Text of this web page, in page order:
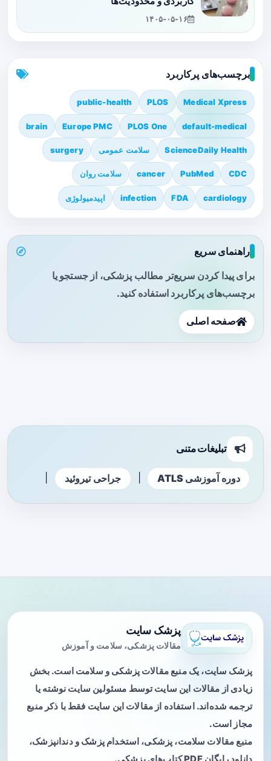
۱۴۰۵-۰۵-۱۶
برچسب‌های پرکاربرد
Medical Xpress
PLOS
public-health
default-medical
PLOS One
Europe PMC
brain
ScienceDaily Health سلامت عمومی surgery
CDC
PubMed
cancer سلامت روان
cardiology
FDA
infection اپیدمیولوژی
راهنمای سریع
برای پیدا کردن سریع‌تر مطالب پزشکی، از جستجو یا
برچسب‌های پرکاربرد استفاده کنید.
صفحه اصلی
تبلیغات متنی
دوره آموزشی ATLS جراحی تیروئید
پزشک سایت
مقالات پزشکی، سلامت و آموزش
پزشک سایت، یک منبع مقالات پزشکی و سلامت است. بخش
زیادی از مقالات این سایت توسط مسئولین سایت نوشته یا
ترجمه شده‌اند. استفاده از مقالات این سایت فقط با ذکر منبع
مجاز است.
منبع مقالات سلامت، پزشکی، استخدام پزشک و دندانپزشک،
دانلود رایگان PDF کتاب‌های پزشکی.